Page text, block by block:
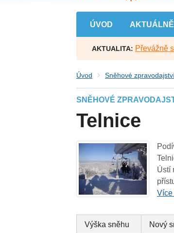
ÚVOD AKTUÁLNĚ
AKTUALITA: Převážně
Úvod Sněhové
SNĚHOVÉ
Telnice
Ústí
Více
Výška sněhu Nový